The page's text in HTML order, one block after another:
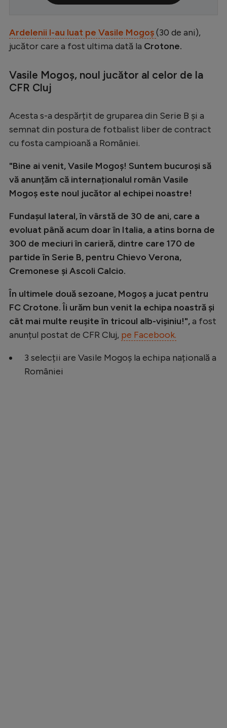
Premier League
LaLiga
Campionate
Starurile fotbalului
EURO 2024
Stranieri
Clasamente
Tenis
Handbal
Natație
Formula 1
Gimnastică
Rugby
Ardelenii l-au luat pe Vasile Mogoș(30 de ani),
jucător care a fost ultima dată la Crotone.
Vasile Mogoș, noul jucător al celor de la
CFR Cluj
Acesta s-a despărțit de gruparea din Serie B și a
semnat din postura de fotbalist liber de contract
cu fosta campioană a României.
"Bine ai venit, Vasile Mogoș! Suntem bucuroși să
vă anunțăm că internaționalul român Vasile
Mogoș este noul jucător al echipei noastre!
Fundașul lateral, în vârstă de 30 de ani, care a
evoluat până acum doar în Italia, a atins borna de
300 de meciuri în carieră, dintre care 170 de
partide în Serie B, pentru Chievo Verona,
Cremonese și Ascoli Calcio.
În ultimele două sezoane, Mogoș a jucat pentru
FC Crotone. Îi urăm bun venit la echipa noastră și
cât mai multe reușite în tricoul alb-vișiniu!",a fost
anunțul postat de CFR Cluj, pe Facebook.
3 selecții are Vasile Mogoș la echipa națională a
României